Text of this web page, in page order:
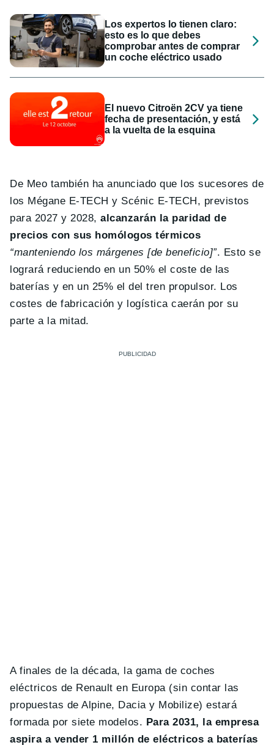
Los expertos lo tienen claro:
esto es lo que debes
comprobar antes de comprar
un coche eléctrico usado
El nuevo Citroën 2CV ya tiene
fecha de presentación, y está
a la vuelta de la esquina
De Meo también ha anunciado que los sucesores de
los Mégane E-TECH y Scénic E-TECH, previstos
para 2027 y 2028,alcanzarán la paridad de
precios con sus homólogos térmicos
“manteniendo los márgenes [de beneficio]”. Esto se
logrará reduciendo en un 50% el coste de las
baterías y en un 25% el del tren propulsor. Los
costes de fabricación y logística caerán por su
parte a la mitad.
A finales de la década, la gama de coches
eléctricos de Renault en Europa (sin contar las
propuestas de Alpine, Dacia y Mobilize) estará
formada por siete modelos. Para 2031, la empresa
aspira a vender 1 millón de eléctricos a baterías